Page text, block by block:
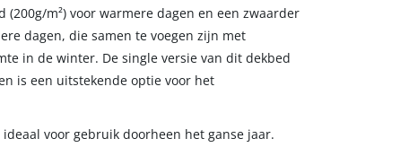
m²) voor warmere dagen en een zwaarder
dagen, die samen te voegen zijn met
in de winter. De single versie van dit dekbed
is een uitstekende optie voor het
voor gebruik doorheen het ganse jaar.